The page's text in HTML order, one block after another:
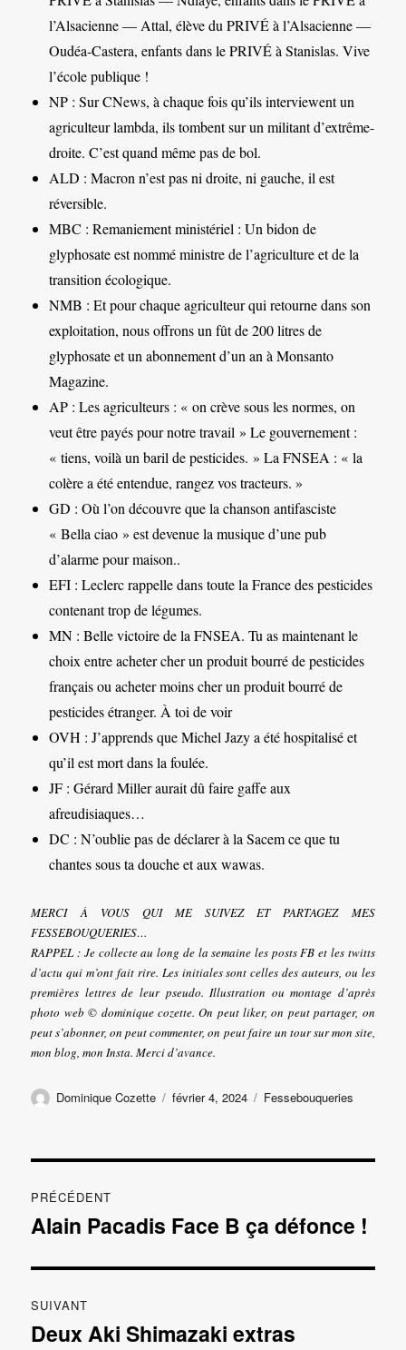
l’Alsacienne — Attal, élève du PRIVÉ à l’Alsacienne —
Oudéa-Castera, enfants dans le PRIVÉ à Stanislas. Vive
l’école publique !
NP : Sur CNews, à chaque fois qu’ils interviewent un
agriculteur lambda, ils tombent sur un militant d’extrême-
droite. C’est quand même pas de bol.
ALD : Macron n’est pas ni droite, ni gauche, il est
réversible.
MBC : Remaniement ministériel : Un bidon de
glyphosate est nommé ministre de l’agriculture et de la
transition écologique.
NMB : Et pour chaque agriculteur qui retourne dans son
exploitation, nous offrons un fût de 200 litres de
glyphosate et un abonnement d’un an à Monsanto
Magazine.
AP : Les agriculteurs : « on crève sous les normes, on
veut être payés pour notre travail » Le gouvernement :
« tiens, voilà un baril de pesticides. » La FNSEA : « la
colère a été entendue, rangez vos tracteurs. »
GD : Où l’on découvre que la chanson antifasciste
« Bella ciao » est devenue la musique d’une pub
d’alarme pour maison..
EFI : Leclerc rappelle dans toute la France des pesticides
contenant trop de légumes.
MN : Belle victoire de la FNSEA. Tu as maintenant le
choix entre acheter cher un produit bourré de pesticides
français ou acheter moins cher un produit bourré de
pesticides étranger. À toi de voir
OVH : J’apprends que Michel Jazy a été hospitalisé et
qu’il est mort dans la foulée.
JF : Gérard Miller aurait dû faire gaffe aux
afreudisiaques…
DC : N’oublie pas de déclarer à la Sacem ce que tu
chantes sous ta douche et aux wawas.
MERCI À VOUS QUI ME SUIVEZ ET PARTAGEZ MES
FESSEBOUQUERIES…
RAPPEL : Je collecte au long de la semaine les posts FB et les twitts
d’actu qui m’ont fait rire. Les initiales sont celles des auteurs, ou les
premières lettres de leur pseudo. Illustration ou montage d’après
photo web © dominique cozette. On peut liker, on peut partager, on
peut s’abonner, on peut commenter, on peut faire un tour sur mon site,
mon blog, mon Insta. Merci d’avance.
Auteur
Dominique Cozette
Publié
février 4, 2024 Catégories
Fessebouqueries
de
PRÉCÉDENT
Publication
Alain Pacadis Face B ça défonce !
SUIVANT
Publication
Deux Aki Shimazaki extras